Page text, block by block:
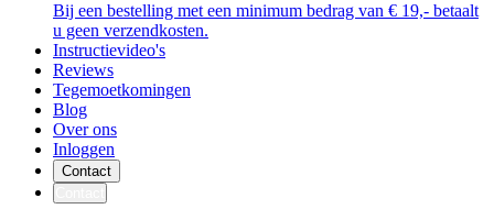
Bij een bestelling met een minimum bedrag van € 19,- betaalt
u geen verzendkosten.
Instructievideo's
Reviews
Tegemoetkomingen
Blog
Over ons
Inloggen
Contact